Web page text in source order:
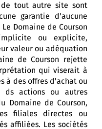
de tout autre site sont
garantie d'aucune
Domaine de Courson
ou explicite,
valeur ou adéquation
de Courson rejette
qui viserait à
à des offres d'achat ou
ds actions ou autres
Domaine de Courson,
filiales directes ou
affiliées. Les sociétés